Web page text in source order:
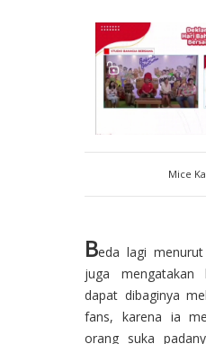
Mice
Beda lagi
juga mengatakan
dapat dibaginya
fans, karena ia
orang suka